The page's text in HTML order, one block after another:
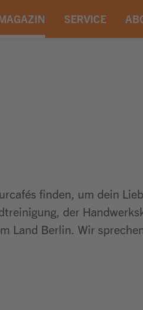
SERVICE
finden, um dein
der
Land Berlin. Wir